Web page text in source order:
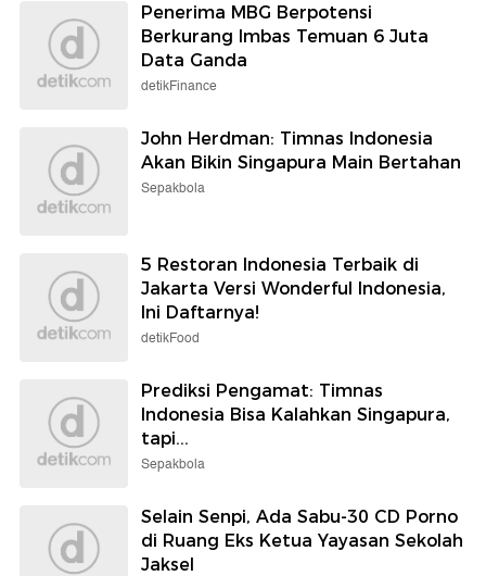
Penerima MBG Berpotensi
Berkurang Imbas Temuan 6 Juta
Data Ganda
detikFinance
John Herdman: Timnas Indonesia
Akan Bikin Singapura Main Bertahan
Sepakbola
5 Restoran Indonesia Terbaik di
Jakarta Versi Wonderful Indonesia,
Ini Daftarnya!
detikFood
Prediksi Pengamat: Timnas
Indonesia Bisa Kalahkan Singapura,
tapi...
Sepakbola
Selain Senpi, Ada Sabu-30 CD Porno
di Ruang Eks Ketua Yayasan Sekolah
Jaksel